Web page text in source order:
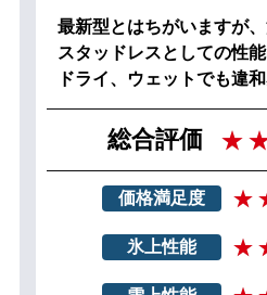
最新型とはちがいますが
スタッドレスとしての性
ドライ、ウェットでも違
総合評価
価格満足度
氷上性能